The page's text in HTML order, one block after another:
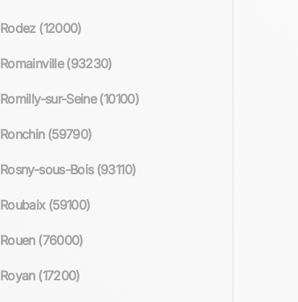
Rodez (12000)
Romainville (93230)
Romilly-sur-Seine (10100)
Ronchin (59790)
Rosny-sous-Bois (93110)
Roubaix (59100)
Rouen (76000)
Royan (17200)